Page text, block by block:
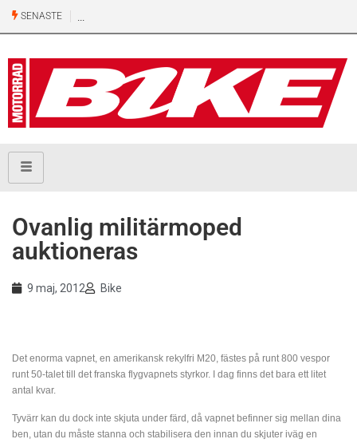
SENASTE
Ovanlig militärmoped
auktioneras
9 maj, 2012 Bike
Det enorma vapnet, en amerikansk rekylfri M20, fästes på runt 800 vespor
runt 50-talet till det franska flygvapnets styrkor. I dag finns det bara ett litet
antal kvar.
Tyvärr kan du dock inte skjuta under färd, då vapnet befinner sig mellan dina
ben, utan du måste stanna och stabilisera den innan du skjuter iväg en